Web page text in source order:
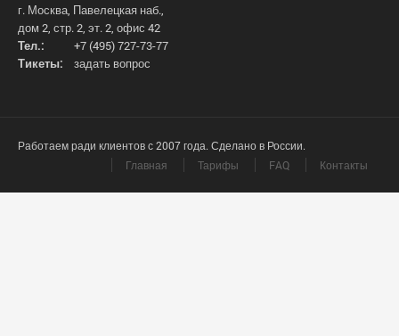
г. Москва, Павелецкая наб.,
дом 2, стр. 2, эт. 2, офис 42
Тел.:
+7 (495) 727-73-77
Тикеты:
задать вопрос
Работаем ради клиентов с 2007 года. Сделано в России.
Главная
Тарифы FAQ Контакты